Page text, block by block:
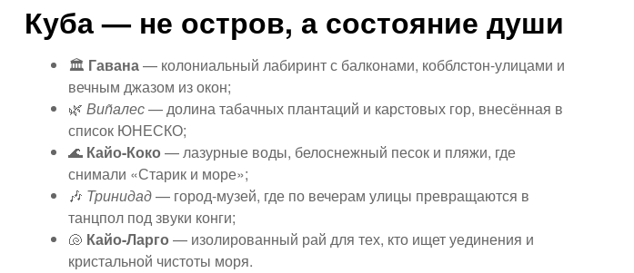
Куба — не остров, а состояние души
🏛️ Гавана— колониальный лабиринт с балконами, кобблстон-улицами и
вечным джазом из окон;
🌿 Виñалес— долина табачных плантаций и карстовых гор, внесённая в
список ЮНЕСКО;
🌊 Кайо-Коко — лазурные воды, белоснежный песок и пляжи, где
снимали «Старик и море»;
🎶 Тринидад— город-музей, где по вечерам улицы превращаются в
танцпол под звуки конги;
🐚 Кайо-Ларго — изолированный рай для тех, кто ищет уединения и
кристальной чистоты моря.